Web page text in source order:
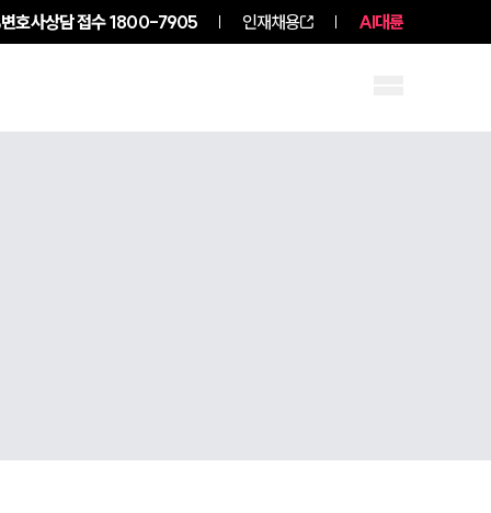
변호사상담 접수1800-7905 인재채용 AI대륜